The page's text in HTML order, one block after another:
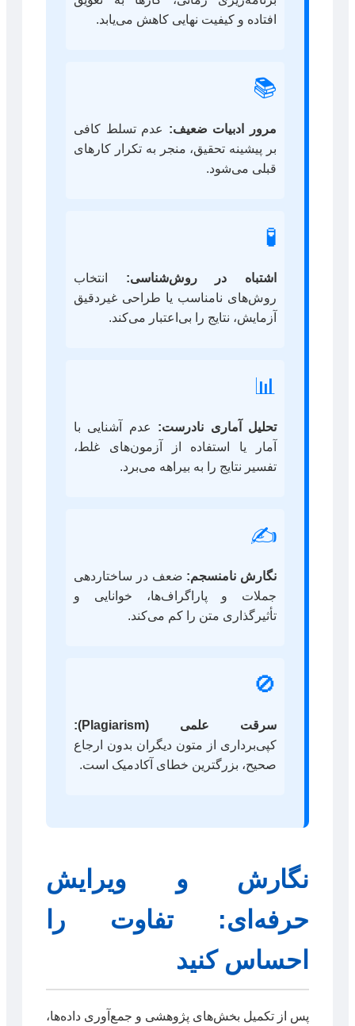
افتاده و کیفیت نهایی کاهش می‌یابد.
📚
مرور ادبیات ضعیف: عدم تسلط کافی
بر پیشینه تحقیق، منجر به تکرار کارهای
قبلی می‌شود.
🧪
اشتباه در روش‌شناسی: انتخاب
روش‌های نامناسب یا طراحی غیردقیق
آزمایش، نتایج را بی‌اعتبار می‌کند.
📊
تحلیل آماری نادرست: عدم آشنایی با
آمار یا استفاده از آزمون‌های غلط،
تفسیر نتایج را به بیراهه می‌برد.
✍️
نگارش نامنسجم: ضعف در ساختاردهی
جملات و پاراگراف‌ها، خوانایی و
تأثیرگذاری متن را کم می‌کند.
🚫
سرقت علمی (Plagiarism):
کپی‌برداری از متون دیگران بدون ارجاع
صحیح، بزرگترین خطای آکادمیک است.
نگارش و ویرایش
حرفه‌ای: تفاوت را
احساس کنید
پس از تکمیل بخش‌های پژوهشی و جمع‌آوری داده‌ها،